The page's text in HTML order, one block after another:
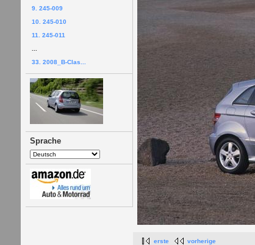
9. 245-009
10. 245-010
11. 245-011
33. 2008_B-Clas...
Sprache
erste vorherige